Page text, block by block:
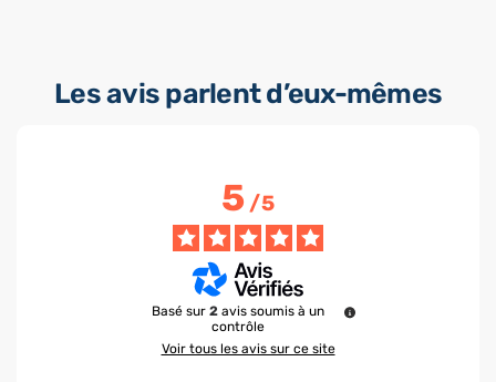
Les avis parlent d’eux-mêmes
5/5
Basé sur 2 avis soumis à un
contrôle
Voir tous les avis sur ce site